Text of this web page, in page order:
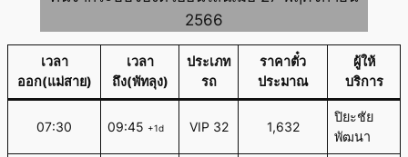
2566
เวลา
ออก(แม่สาย)
เวลา
ถึง(พัทลุง)
ประเภท
รถ
ราคาตั๋ว
ประมาณ
ผู้ให้
บริการ
07:30 09:45 +1d VIP 32 1,632
ปิยะชัย
พัฒนา